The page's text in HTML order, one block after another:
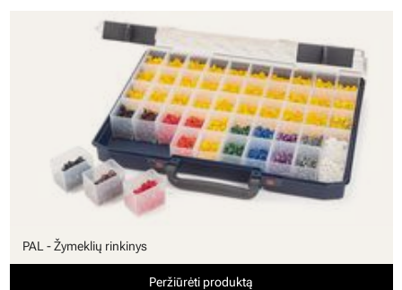
PAL - Žymeklių rinkinys
Peržiūrėti produktą